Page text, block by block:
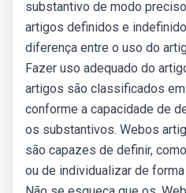
substantivo de modo
artigos definidos e
diferença entre o uso do
Fazer uso adequado do
artigos são classificados
conforme a capacidade de
os substantivos. Webos
são capazes de definir,
ou de individualizar de